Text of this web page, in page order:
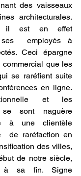
des vaisseaux
architecturales.
il est en effet
ses  employés à
Ceci épargne
que les
se raréfient suite
en ligne.
et les
sont naguère
à une clientèle
de raréfaction en
des villes,
de notre siècle,
à sa fin. Signe